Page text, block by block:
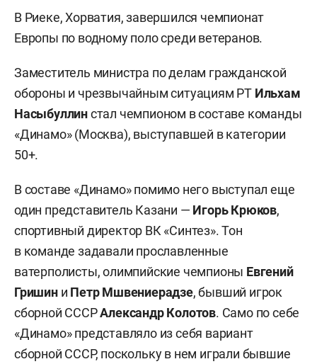
В Риеке, Хорватия, завершился чемпионат
Европы по водному поло среди ветеранов.
Заместитель министра по делам гражданской
обороны и чрезвычайным ситуациям РТ Ильхам
Насыбуллинстал чемпионом в составе команды
«Динамо» (Москва), выступавшей в категории
50+.
В составе «Динамо» помимо него выступал еще
один представитель Казани — Игорь Крюков,
спортивный директор ВК «Синтез». Тон
в команде задавали прославленные
ватерполисты, олимпийские чемпионы Евгений
Гришини Петр Мшвениерадзе, бывший игрок
сборной СССРАлександр Колотов. Само по себе
«Динамо» представляло из себя вариант
сборной СССР, поскольку в нем играли бывшие